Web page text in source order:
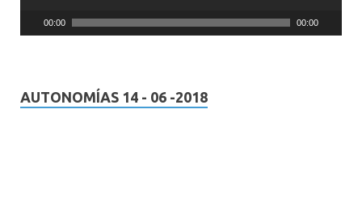
00:00 00:00
AUTONOMÍAS 14 - 06 -2018